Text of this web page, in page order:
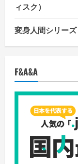
ィスク）
変身人間シリーズ
F&A&A